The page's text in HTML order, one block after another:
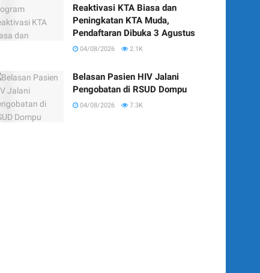
Reaktivasi KTA Biasa dan
Peningkatan KTA Muda,
Pendaftaran Dibuka 3 Agustus
04/08/2026 2.1K
Belasan Pasien HIV Jalani
Pengobatan di RSUD Dompu
04/08/2026 7.3K